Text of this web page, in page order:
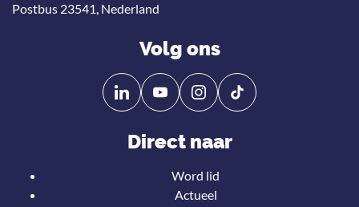
Postbus 23541, Nederland
Volg ons
Volg
ons
Linkedin
Volg
ons
YouTube
Direct naar
Word lid
Actueel